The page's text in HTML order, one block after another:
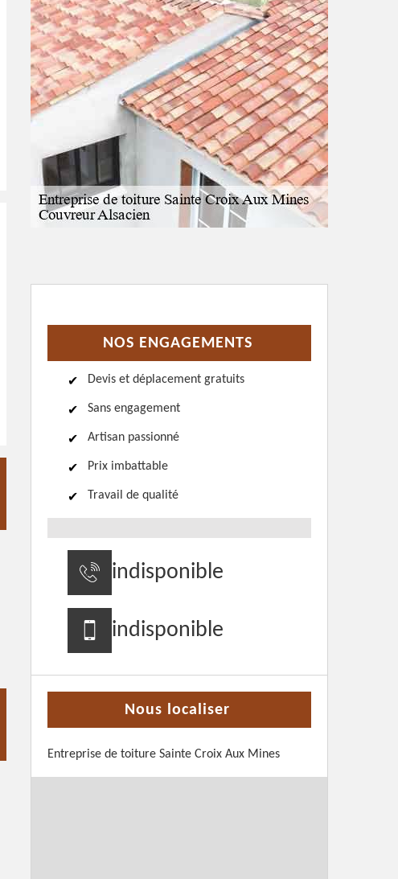
NOS ENGAGEMENTS
Devis et déplacement gratuits
Sans engagement
Artisan passionné
Prix imbattable
Travail de qualité
indisponible
indisponible
Nous localiser
Entreprise de toiture Sainte Croix Aux Mines